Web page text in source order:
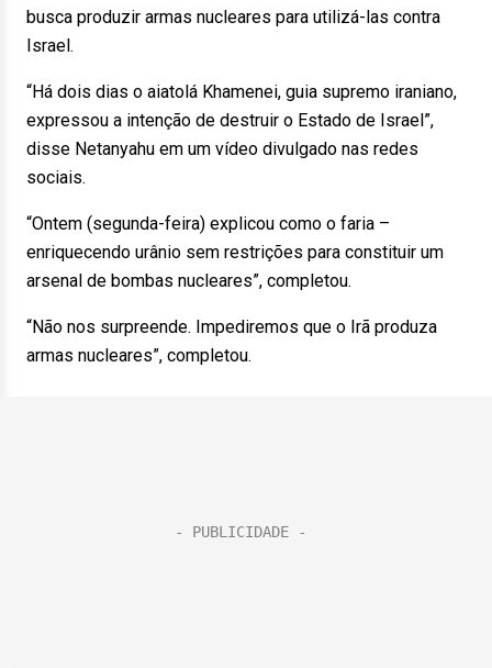
busca produzir armas nucleares para utilizá-las contra
Israel.
“Há dois dias o aiatolá Khamenei, guia supremo iraniano,
expressou a intenção de destruir o Estado de Israel”,
disse Netanyahu em um vídeo divulgado nas redes
sociais.
“Ontem (segunda-feira) explicou como o faria –
enriquecendo urânio sem restrições para constituir um
arsenal de bombas nucleares”, completou.
“Não nos surpreende. Impediremos que o Irã produza
armas nucleares”, completou.